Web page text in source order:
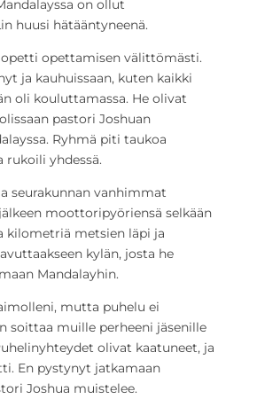
on ollut
huusi hätääntyneenä.
opettamisen välittömästi.
ja kauhuissaan, kuten kaikki
oli kouluttamassa. He olivat
pastori Joshuan
Ryhmä piti taukoa
rukoili yhdessä.
seurakunnan vanhimmat
moottoripyöriensä selkään
kilometriä metsien läpi ja
kylän, josta he
Mandalayhin.
mutta puhelu ei
soittaa muille perheeni jäsenille
olivat kaatuneet, ja
En pystynyt jatkamaan
Joshua muistelee.